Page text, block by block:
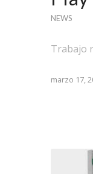
NEWS
Trabajo
marzo 17,